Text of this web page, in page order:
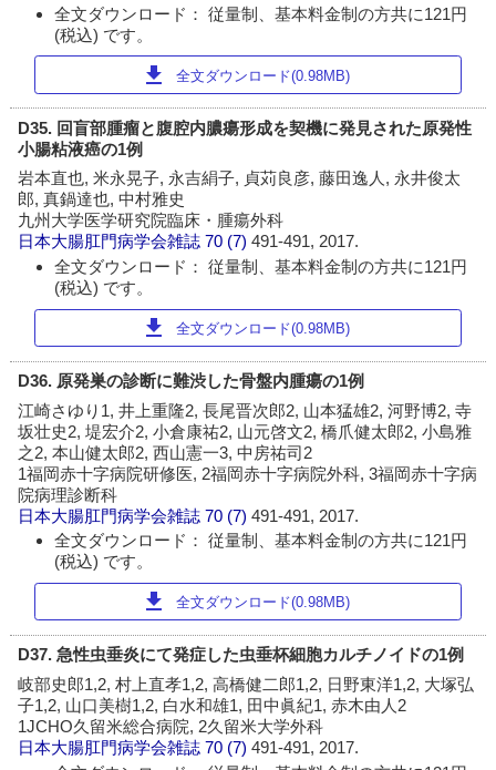
全文ダウンロード： 従量制、基本料金制の方共に121円
(税込) です。
download 全文ダウンロード(0.98MB)
D35. 回盲部腫瘤と腹腔内膿瘍形成を契機に発見された原発性
小腸粘液癌の1例
岩本直也, 米永晃子, 永吉絹子, 貞苅良彦, 藤田逸人, 永井俊太
郎, 真鍋達也, 中村雅史
九州大学医学研究院臨床・腫瘍外科
日本大腸肛門病学会雑誌 70 (7)491-491, 2017.
全文ダウンロード： 従量制、基本料金制の方共に121円
(税込) です。
download 全文ダウンロード(0.98MB)
D36. 原発巣の診断に難渋した骨盤内腫瘍の1例
江崎さゆり1, 井上重隆2, 長尾晋次郎2, 山本猛雄2, 河野博2, 寺
坂壮史2, 堤宏介2, 小倉康祐2, 山元啓文2, 橋爪健太郎2, 小島雅
之2, 本山健太郎2, 西山憲一3, 中房祐司2
1福岡赤十字病院研修医, 2福岡赤十字病院外科, 3福岡赤十字病
院病理診断科
日本大腸肛門病学会雑誌 70 (7)491-491, 2017.
全文ダウンロード： 従量制、基本料金制の方共に121円
(税込) です。
download 全文ダウンロード(0.98MB)
D37. 急性虫垂炎にて発症した虫垂杯細胞カルチノイドの1例
岐部史郎1,2, 村上直孝1,2, 高橋健二郎1,2, 日野東洋1,2, 大塚弘
子1,2, 山口美樹1,2, 白水和雄1, 田中眞紀1, 赤木由人2
1JCHO久留米総合病院, 2久留米大学外科
日本大腸肛門病学会雑誌 70 (7)491-491, 2017.